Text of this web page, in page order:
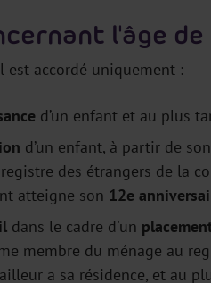
l'âge
est accordé uniquement :
d’un enfant et au plus
d’un enfant, à partir de
des étrangers de la
atteigne son 12e
dans le cadre d'un
membre du ménage au
a sa résidence, et au